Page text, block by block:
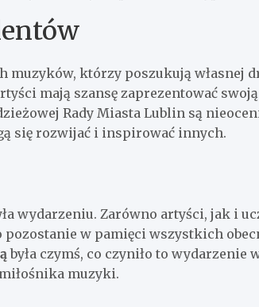
muzyków, którzy poszukują własnej
mają szansę zaprezentować
Rady Miasta Lublin są
się rozwijać i inspirować innych.
wydarzeniu. Zarówno artyści, jak i
w pamięci wszystkich
była czymś, co czyniło to wydarzenie
muzyki.